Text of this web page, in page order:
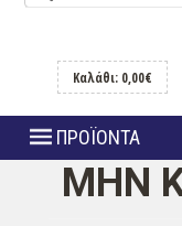
Καλάθι: 0,00€
ΠΡΟΪΟΝΤΑ
ΜΗΝ